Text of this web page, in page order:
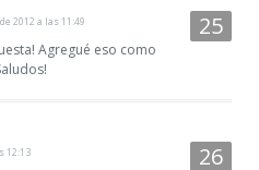
2012 a las 11:49
Agregué eso como
12:13